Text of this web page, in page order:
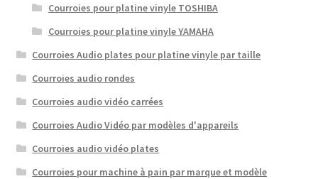
Courroies pour platine vinyle TOSHIBA
Courroies pour platine vinyle YAMAHA
Courroies Audio plates pour platine vinyle par taille
Courroies audio rondes
Courroies audio vidéo carrées
Courroies Audio Vidéo par modèles d'appareils
Courroies audio vidéo plates
Courroies pour machine à pain par marque et modèle